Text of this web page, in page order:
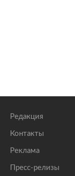
Редакция
Контакты
Реклама
Пресс-релизы